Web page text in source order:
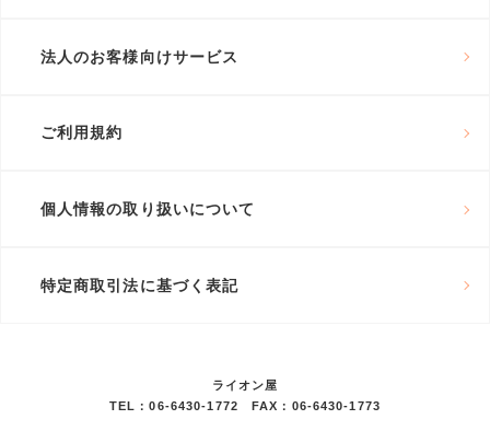
法人のお客様向けサービス
ご利用規約
個人情報の取り扱いについて
特定商取引法に基づく表記
ライオン屋
TEL：06-6430-1772 FAX：06-6430-1773